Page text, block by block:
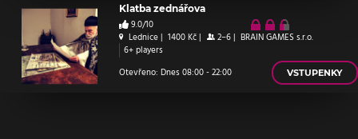
Klatba zednářova
9.0/10
Lednice| 1400 Kč| 2–6| BRAIN GAMES s.r.o.
6+ players
Otevřeno: Dnes 08:00 - 22:00
VSTUPENKY